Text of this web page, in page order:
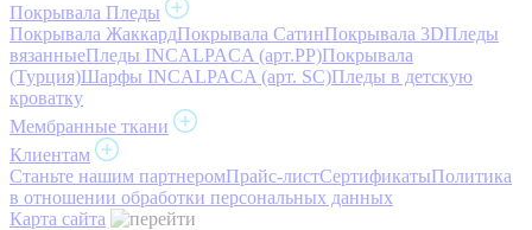
Покрывала Пледы
Покрывала ЖаккардПокрывала СатинПокрывала 3DПледы
вязанныеПледы INCALPACA (арт.PP)Покрывала
(Турция)Шарфы INCALPACA (арт. SC)Пледы в детскую
кроватку
Мембранные ткани
Клиентам
Станьте нашим партнеромПрайс-листСертификатыПолитика
в отношении обработки персональных данных
Карта сайта